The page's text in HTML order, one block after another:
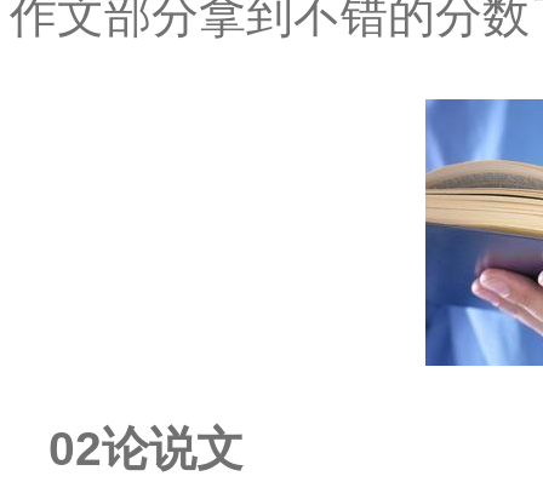
作文部分拿到不错的分数
02论说文